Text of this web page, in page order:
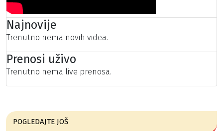
Najnovije
Trenutno nema novih videa.
Prenosi uživo
Trenutno nema live prenosa.
POGLEDAJTE JOŠ